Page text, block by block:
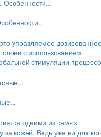
управляемое дозированное
с использованием
стимуляции
одними из самых
за кожей. Ведь уже ни для